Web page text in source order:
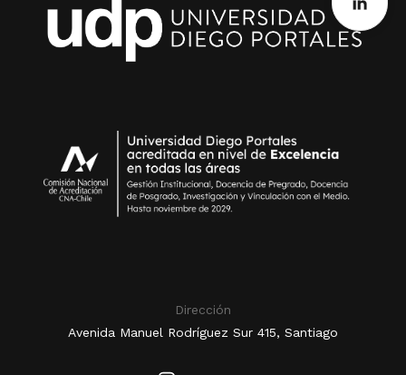
Dirección
Avenida Manuel Rodríguez Sur 415, Santiago